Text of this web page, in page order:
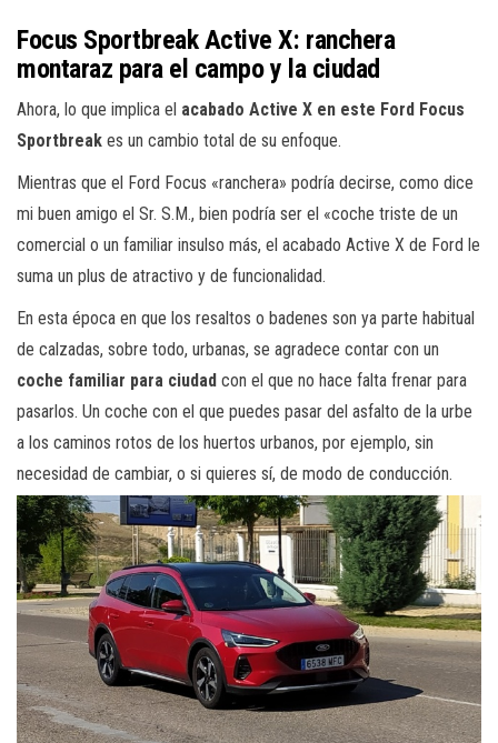
Focus Sportbreak Active X: ranchera
montaraz para el campo y la ciudad
Ahora, lo que implica el acabado Active X en este Ford Focus
Sportbreak es un cambio total de su enfoque.
Mientras que el Ford Focus «ranchera» podría decirse, como dice
mi buen amigo el Sr. S.M., bien podría ser el «coche triste de un
comercial o un familiar insulso más, el acabado Active X de Ford le
suma un plus de atractivo y de funcionalidad.
En esta época en que los resaltos o badenes son ya parte habitual
de calzadas, sobre todo, urbanas, se agradece contar con un
coche familiar para ciudad con el que no hace falta frenar para
pasarlos. Un coche con el que puedes pasar del asfalto de la urbe
a los caminos rotos de los huertos urbanos, por ejemplo, sin
necesidad de cambiar, o si quieres sí, de modo de conducción.